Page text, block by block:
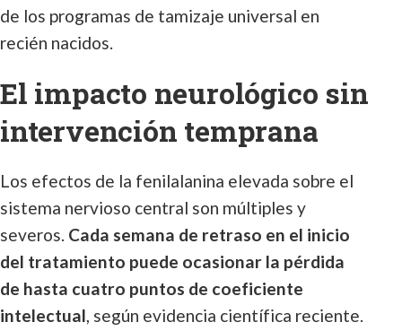
de los programas de tamizaje universal en
recién nacidos.
El impacto neurológico sin
intervención temprana
Los efectos de la fenilalanina elevada sobre el
sistema nervioso central son múltiples y
severos. Cada semana de retraso en el inicio
del tratamiento puede ocasionar la pérdida
de hasta cuatro puntos de coeficiente
intelectual, según evidencia científica reciente.